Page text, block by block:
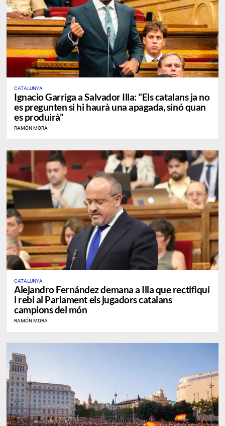
CATALUNYA
Ignacio Garriga a Salvador Illa: "Els catalans ja no
es pregunten si hi haurà una apagada, sinó quan
es produirà"
RAMÓN MORA
CATALUNYA
Alejandro Fernández demana a Illa que rectifiqui
i rebi al Parlament els jugadors catalans
campions del món
RAMÓN MORA